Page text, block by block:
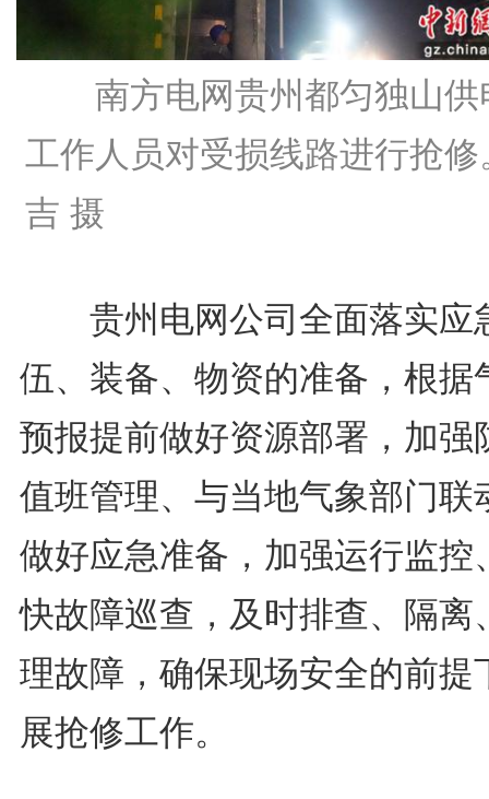
南方电网贵州都匀独山供
工作人员对受损线路进行抢修
吉 摄
贵州电网公司全面落实应
伍、装备、物资的准备，根据
预报提前做好资源部署，加强
值班管理、与当地气象部门联
做好应急准备，加强运行监控
快故障巡查，及时排查、隔离
理故障，确保现场安全的前提
展抢修工作。